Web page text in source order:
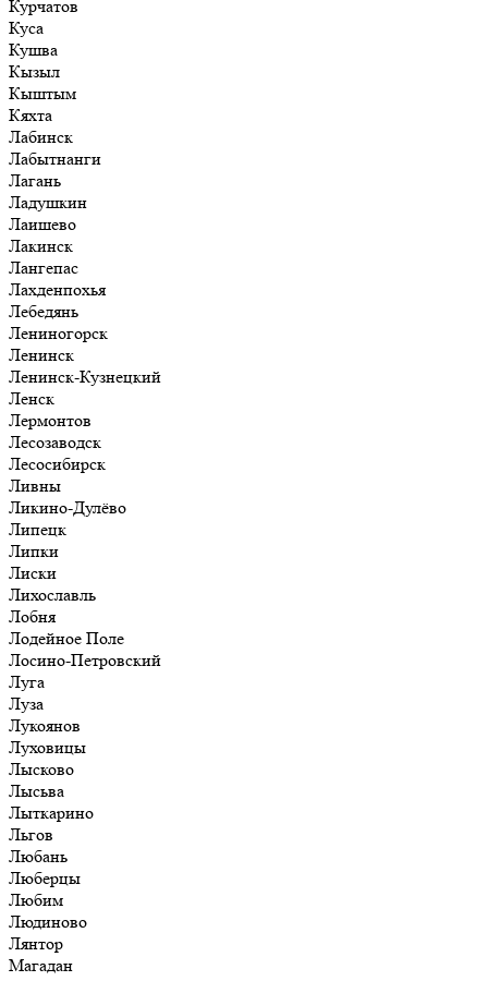
Курчатов
Куса
Кушва
Кызыл
Кыштым
Кяхта
Лабинск
Лабытнанги
Лагань
Ладушкин
Лаишево
Лакинск
Лангепас
Лахденпохья
Лебедянь
Лениногорск
Ленинск
Ленинск-Кузнецкий
Ленск
Лермонтов
Лесозаводск
Лесосибирск
Ливны
Ликино-Дулёво
Липецк
Липки
Лиски
Лихославль
Лобня
Лодейное Поле
Лосино-Петровский
Луга
Луза
Лукоянов
Луховицы
Лысково
Лысьва
Лыткарино
Льгов
Любань
Люберцы
Любим
Людиново
Лянтор
Магадан